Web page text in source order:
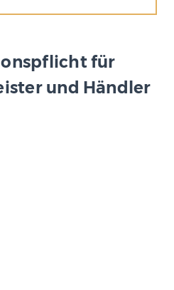
für
und Händler